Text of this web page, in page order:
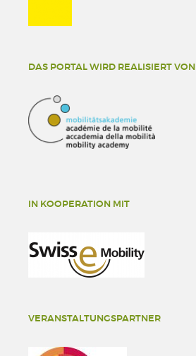
DAS PORTAL WIRD REALISIERT VON
IN KOOPERATION MIT
VERANSTALTUNGSPARTNER